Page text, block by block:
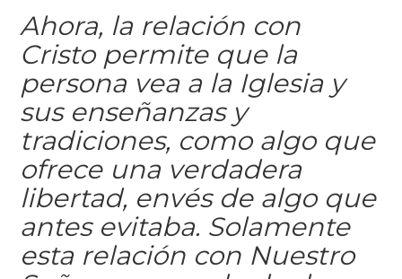
Ahora, la relación con
Cristo permite que la
persona vea a la Iglesia y
sus enseñanzas y
tradiciones, como algo que
ofrece una verdadera
libertad, envés de algo que
antes evitaba. Solamente
esta relación con Nuestro